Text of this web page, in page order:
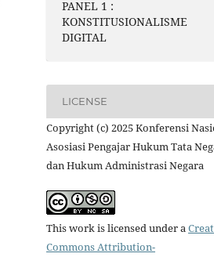
PANEL 1 :
KONSTITUSIONALISME
DIGITAL
LICENSE
Copyright (c) 2025 Konferensi
Asosiasi Pengajar Hukum Tata
dan Hukum Administrasi Negara
This work is licensed under a
Commons Attribution-